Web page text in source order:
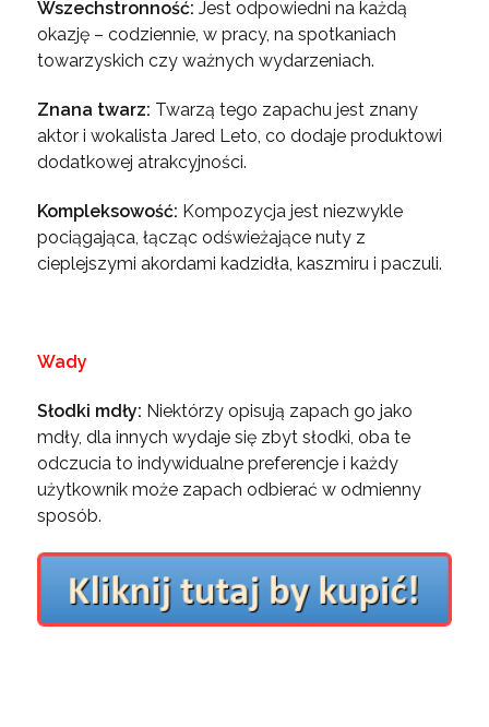
Wszechstronność: Jest odpowiedni na każdą
okazję – codziennie, w pracy, na spotkaniach
towarzyskich czy ważnych wydarzeniach.
Znana twarz: Twarzą tego zapachu jest znany
aktor i wokalista Jared Leto, co dodaje produktowi
dodatkowej atrakcyjności.
Kompleksowość: Kompozycja jest niezwykle
pociągająca, łącząc odświeżające nuty z
cieplejszymi akordami kadzidła, kaszmiru i paczuli.
Wady
Słodki mdły: Niektórzy opisują zapach go jako
mdły, dla innych wydaje się zbyt słodki, oba te
odczucia to indywidualne preferencje i każdy
użytkownik może zapach odbierać w odmienny
sposób.